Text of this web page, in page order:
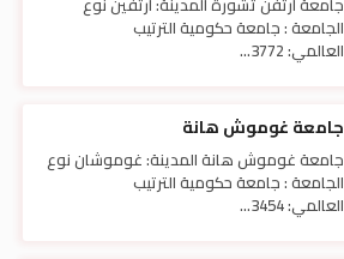
الجامعة : جامعة حكومية الترتيب
العالمي: 3772...
جامعة غوموش هانة
جامعة غوموش هانة المدينة: غوموشان نوع
الجامعة : جامعة حكومية الترتيب
العالمي: 3454...